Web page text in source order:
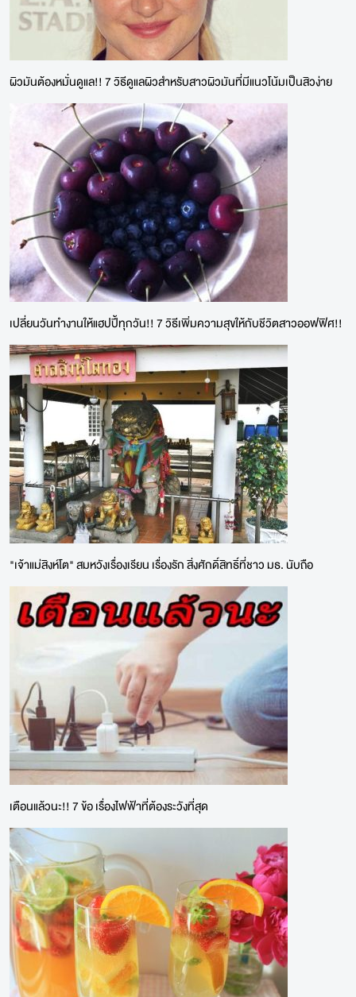
ผิวมันต้องหมั่นดูแล!! 7 วิธีดูแลผิวสำหรับสาวผิวมันที่มีแนวโน้มเป็นสิวง่าย
เปลี่ยนวันทำงานให้แฮปปี้ทุกวัน!! 7 วิธีเพิ่มความสุขให้กับชีวิตสาวออฟฟิศ!!
"เจ้าแม่สิงห์โต" สมหวังเรื่องเรียน เรื่องรัก สิ่งศักดิ์สิทธิ์ที่ชาว มธ. นับถือ
เตือนแล้วนะ!! 7 ข้อ เรื่องไฟฟ้าที่ต้องระวังที่สุด